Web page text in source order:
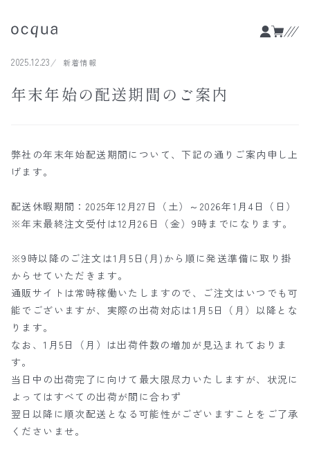
2025.12.23 新着情報
年末年始の配送期間のご案内
弊社の年末年始配送期間について、下記の通りご案内申し上
げます。
配送休暇期間：2025年12月27日（土）～2026年1月4日（日）
※年末最終注文受付は12月26日（金）9時までになります。
※9時以降のご注文は1月5日(月)から順に発送準備に取り掛
からせていただきます。
通販サイトは常時稼働いたしますので、ご注文はいつでも可
能でございますが、実際の出荷対応は1月5日（月）以降とな
ります。
なお、1月5日（月）は出荷件数の増加が見込まれておりま
す。
当日中の出荷完了に向けて最大限尽力いたしますが、状況に
よってはすべての出荷が間に合わず
翌日以降に順次配送となる可能性がございますことをご了承
くださいませ。